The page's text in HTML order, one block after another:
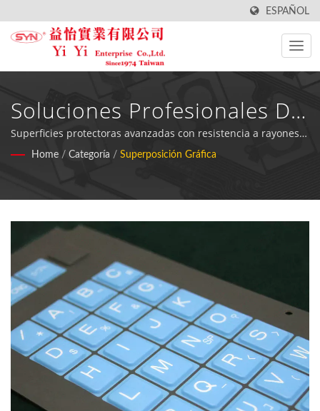
ESPAÑOL
Soluciones Profesionales De
Fabricación De
Superposiciones Gráficas
Superficies protectoras avanzadas con resistencia a rayones y
UV para la protección de electrónicos y personalización de
Home / Categoría / Superposición Gráfica